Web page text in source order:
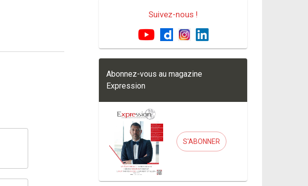
Suivez-nous !
Abonnez-vous au magazine
Expression
S'ABONNER